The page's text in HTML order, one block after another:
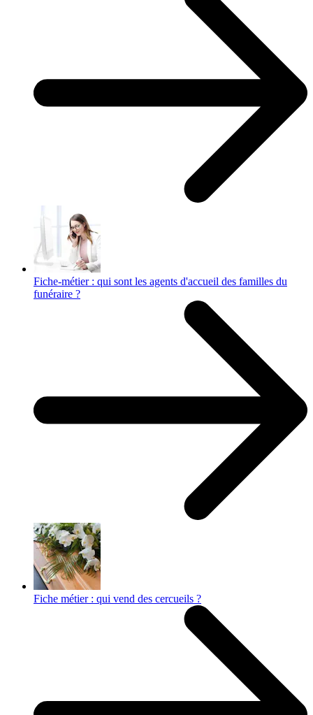
Fiche-métier : qui sont les agents d'accueil des familles du
funéraire ?
Fiche métier : qui vend des cercueils ?